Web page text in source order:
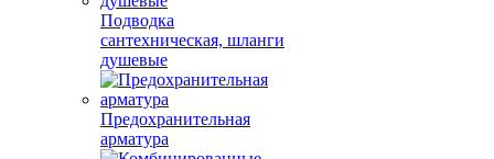
Подводка
сантехническая, шланги
душевые
Предохранительная
арматура